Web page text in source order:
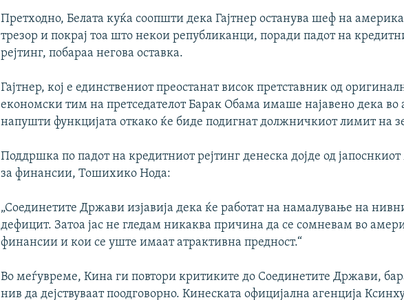
Претходно, Белата куќа соопшти дека Гајтнер останува шеф на
трезор и покрај тоа што некои републиканци, поради падот на
рејтинг, побараа негова оставка.
Гајтнер, кој е единствениот преостанат висок претставник од
економски тим на претседателот Барак Обама имаше најавено дека во
напушти функцијата откако ќе биде подигнат должничкиот лимит на
Поддршка по падот на кредитниот рејтинг денеска дојде од
за финансии, Тошихико Нода:
„Соединетите Држави изјавија дека ќе работат на намалување на
дефицит. Затоа јас не гледам никаква причина да се сомневам во
финансии и кои се уште имаат атрактивна предност.“
Во меѓувреме, Кина ги повтори критиките до Соединетите Држави,
нив да дејствуваат поодговорно. Кинеската официјална агенција